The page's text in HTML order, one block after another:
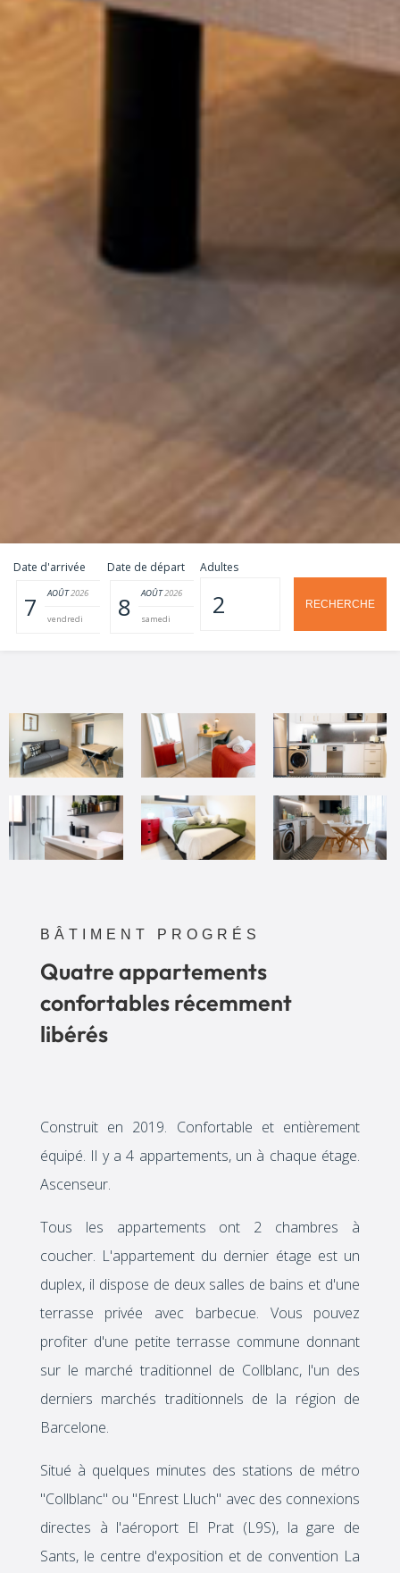
Date d'arrivée
7 AOÛT2026
vendredi
Date de départ
8 AOÛT2026
samedi
Adultes
BÂTIMENT PROGRÉS
Quatre appartements
confortables récemment
libérés
Construit en 2019. Confortable et entièrement
équipé. Il y a 4 appartements, un à chaque étage.
Ascenseur.
Tous les appartements ont 2 chambres à
coucher. L'appartement du dernier étage est un
duplex, il dispose de deux salles de bains et d'une
terrasse privée avec barbecue. Vous pouvez
profiter d'une petite terrasse commune donnant
sur le marché traditionnel de Collblanc, l'un des
derniers marchés traditionnels de la région de
Barcelone.
Situé à quelques minutes des stations de métro
"Collblanc" ou "Enrest Lluch" avec des connexions
directes à l'aéroport El Prat (L9S), la gare de
Sants, le centre d'exposition et de convention La